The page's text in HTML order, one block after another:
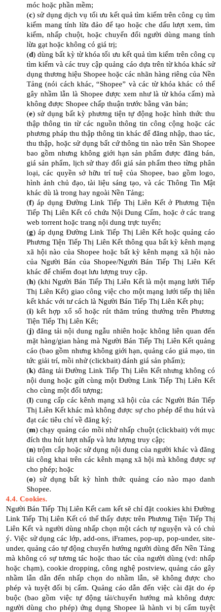
móc hoặc phần mềm;
(c) sử dụng dịch vụ tối ưu kết quả tìm kiếm trên công cụ tìm
kiếm mang tính lừa đảo để tạo hoặc che dấu lượt xem, tìm
kiếm, nhấp chuột, hoặc chuyển đổi người dùng mang tính
lừa gạt hoặc không có giá trị;
(d) dùng bất kỳ từ khóa tối ưu kết quả tìm kiếm trên công cụ
tìm kiếm và các truy cập quảng cáo dựa trên từ khóa khác sử
dụng thương hiệu Shopee hoặc các nhãn hàng riêng của Nền
Tảng (nói cách khác, “Shopee” và các từ khóa khác có thể
gây nhầm lẫn là Shopee được xem như là từ khóa cấm) mà
không được Shopee chấp thuận trước bằng văn bản;
(e) sử dụng bất kỳ phương tiện tự động hoặc hình thức thu
thập thông tin từ các nguồn thông tin công cộng hoặc các
phương pháp thu thập thông tin khác để đăng nhập, thao tác,
thu thập, hoặc sử dụng bất cứ thông tin nào trên Sàn Shopee
bao gồm nhưng không giới hạn sản phẩm được đăng bán,
giá sản phẩm, lịch sử thay đổi giá sản phẩm theo từng phân
loại, các quyền sở hữu trí tuệ của Shopee, bao gồm logo,
hình ảnh chủ đạo, tài liệu sáng tạo, và các Thông Tin Mật
khác dù là trong hay ngoài Nền Tảng;
(f) áp dụng Đường Link Tiếp Thị Liên Kết ở Phương Tiện
Tiếp Thị Liên Kết có chứa Nội Dung Cấm, hoặc ở các trang
web torrent hoặc trang nội dung trực tuyến;
(g) áp dụng Đường Link Tiếp Thị Liên Kết hoặc quảng cáo
Phương Tiện Tiếp Thị Liên Kết thông qua bất kỳ kênh mạng
xã hội nào của Shopee hoặc bất kỳ kênh mạng xã hội nào
của Người Bán của Shopee/Người Bán Tiếp Thị Liên Kết
khác để chiếm đoạt lưu lượng truy cập.
(h) (khi Người Bán Tiếp Thị Liên Kết là một mạng lưới Tiếp
Thị Liên Kết) giao công việc cho một mạng lưới tiếp thị liên
kết khác với tư cách là Người Bán Tiếp Thị Liên Kết phụ;
(i) kết hợp xổ số hoặc rút thăm trúng thưởng trên Phương
Tiện Tiếp Thị Liên Kết;
(j) đăng tải nội dung ngẫu nhiên hoặc không liên quan đến
mặt hàng/gian hàng mà Người Bán Tiếp Thị Liên Kết quảng
cáo (bao gồm nhưng không giới hạn, quảng cáo giả mạo, tin
tức giải trí, mồi nhử (clickbait) đánh giá sản phẩm);
(k) đăng tải Đường Link Tiếp Thị Liên Kết nhưng không có
nội dung hoặc gửi cùng một Đường Link Tiếp Thị Liên Kết
cho cùng một đối tượng;
(l) cung cấp các kênh mạng xã hội của các Người Bán Tiếp
Thị Liên Kết khác mà không được sự cho phép để thu hút và
đạt các tiêu chí về đăng ký;
(m) chạy quảng cáo mồi nhử nhấp chuột (clickbait) với mục
đích thu hút lượt nhấp và lưu lượng truy cập;
(n) trộm cắp hoặc sử dụng nội dung của người khác và đăng
tải công khai trên các kênh mạng xã hội mà không được sự
cho phép; hoặc
(o) sử dụng bất kỳ hình thức quảng cáo nào mạo danh
Shopee.
4.4. Cookies.
Người Bán Tiếp Thị Liên Kết cam kết sẽ chỉ đặt cookies khi Đường
Link Tiếp Thị Liên Kết có thể thấy được trên Phương Tiện Tiếp Thị
Liên Kết và người dùng nhấp chọn một cách tự nguyện và có chủ
ý. Việc sử dụng các lớp, add-ons, iFrames, pop-up, pop-under, site-
under, quảng cáo tự động chuyển hướng người dùng đến Nền Tảng
mà không có sự tương tác hoặc thao tác của người dùng (vd: nhấp
hoặc chạm), cookie dropping, công nghệ postview, quảng cáo gây
nhầm lẫn dẫn đến nhấp chọn do nhầm lẫn, sẽ không được cho
phép và tuyệt đối bị cấm. Quảng cáo dẫn đến việc cài đặt do ép
buộc (bao gồm việc tự động tải/chuyển hướng mà không được
người dùng cho phép) ứng dụng Shopee là hành vi bị cấm tuyệt